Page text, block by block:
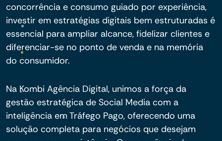
concorrência e consumo guiado por experiência,
investir em estratégias digitais bem estruturadas é
essencial para ampliar alcance, fidelizar clientes e
diferenciar-se no ponto de venda e na memória
do consumidor.
Na Kombi Agência Digital, unimos a força da
gestão estratégica de Social Media com a
inteligência em Tráfego Pago, oferecendo uma
solução completa para negócios que desejam